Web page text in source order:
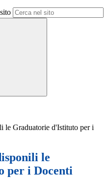
le Graduatorie d'Istituto per i
le
per i Docenti